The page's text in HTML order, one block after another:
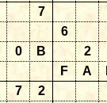
7
6
0 B 2
F A
7 2